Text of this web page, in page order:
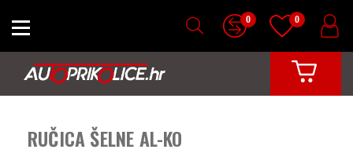
0 0
RUČICA ŠELNE AL-KO